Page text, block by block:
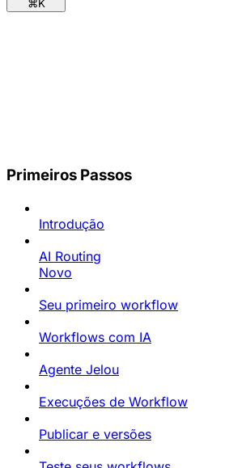
⌘K
Primeiros Passos
Introdução
AI Routing
Novo
Seu primeiro workflow
Workflows com IA
Agente Jelou
Execuções de Workflow
Publicar e versões